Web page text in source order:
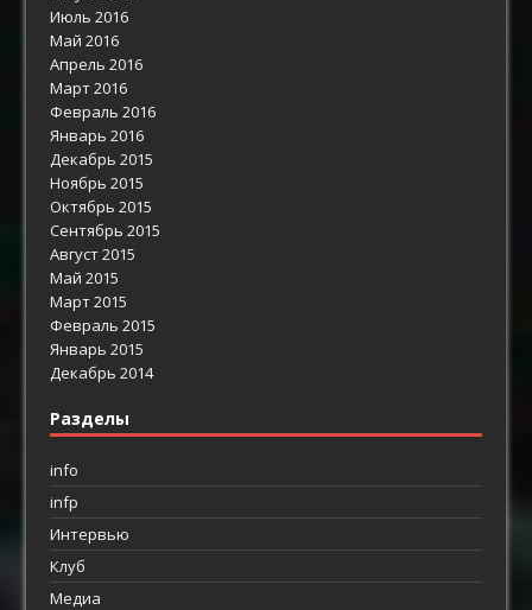
Июль 2016
Май 2016
Апрель 2016
Март 2016
Февраль 2016
Январь 2016
Декабрь 2015
Ноябрь 2015
Октябрь 2015
Сентябрь 2015
Август 2015
Май 2015
Март 2015
Февраль 2015
Январь 2015
Декабрь 2014
Разделы
info
infp
Интервью
Клуб
Медиа